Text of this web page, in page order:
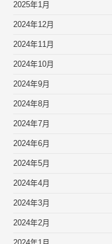
2025年1月
2024年12月
2024年11月
2024年10月
2024年9月
2024年8月
2024年7月
2024年6月
2024年5月
2024年4月
2024年3月
2024年2月